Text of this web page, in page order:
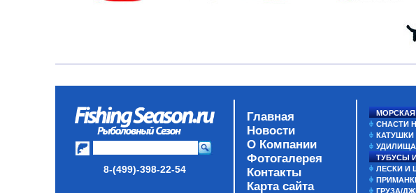
8-(499)-398-22-54
Главная
Новости
О Компании
Фотогалерея
Контакты
Карта сайта
СНАСТИ
КАТУШКИ
УДИЛИЩА
ТУБУСЫ
ЛЕСКИ И
ГРУЗА/